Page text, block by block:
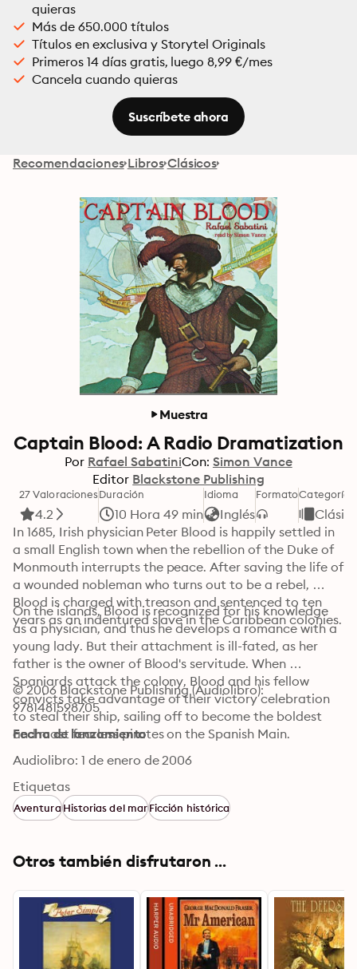
quieras
Más de 650.000 títulos
Títulos en exclusiva y Storytel Originals
Primeros 14 días gratis, luego 8,99 €/mes
Cancela cuando quieras
Suscríbete ahora
Recomendaciones Libros Clásicos
Muestra
Captain Blood: A Radio Dramatization
Por Rafael SabatiniCon: Simon Vance
Editor Blackstone Publishing
27 Valoraciones
4.2
Duración
10 Hora 49 min
Idioma
Inglés
FormatoCategoría
In 1685, Irish physician Peter Blood is happily settled in
a small English town when the rebellion of the Duke of
Monmouth interrupts the peace. After saving the life of
a wounded nobleman who turns out to be a rebel,
Blood is charged with treason and sentenced to ten
years as an indentured slave in the Caribbean colonies.
On the islands, Blood is recognized for his knowledge
as a physician, and thus he develops a romance with a
young lady. But their attachment is ill-fated, as her
father is the owner of Blood's servitude. When
Spaniards attack the colony, Blood and his fellow
convicts take advantage of their victory celebration
to steal their ship, sailing off to become the boldest
and most fearless pirates on the Spanish Main.
© 2006 Blackstone Publishing (Audiolibro):
9781481598705
Fecha de lanzamiento
Audiolibro: 1 de enero de 2006
Etiquetas
AventuraHistorias del marFicción histórica
Otros también disfrutaron ...